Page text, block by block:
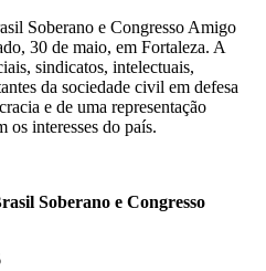
Soberano e Congresso Amigo
30 de maio, em Fortaleza. A
sindicatos, intelectuais,
da sociedade civil em defesa
e de uma representação
os interesses do país.
Soberano e Congresso